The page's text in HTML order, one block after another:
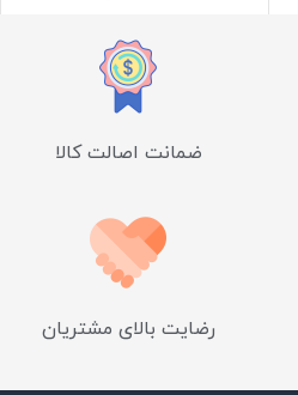
ضمانت اصالت کالا
رضایت بالای مشتریان